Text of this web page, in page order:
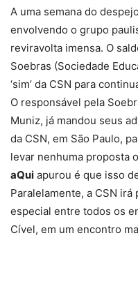
A uma semana do
envolvendo o grupo
reviravolta imensa. O
Soebras (Sociedade
‘sim’ da CSN para
O responsável pela
Muniz, já mandou seus
da CSN, em São Paulo,
levar nenhuma proposta
aQui apurou é que isso
Paralelamente, a CSN
especial entre todos os
Cível, em um encontro